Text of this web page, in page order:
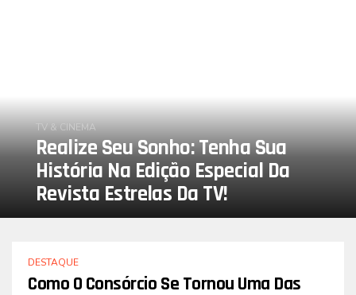
TV & CINEMA
Realize Seu Sonho: Tenha Sua
História Na Edição Especial Da
Revista Estrelas Da TV!
DESTAQUE
Como O Consórcio Se Tornou Uma Das